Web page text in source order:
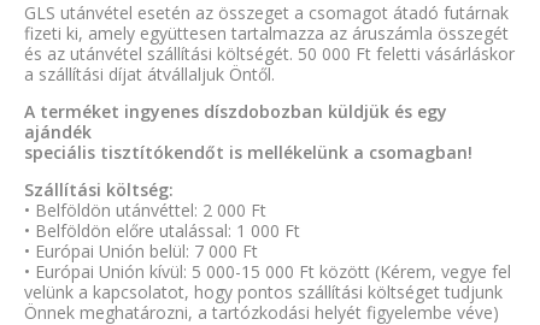
GLS utánvétel esetén az összeget a csomagot átadó futárnak
fizeti ki, amely együttesen tartalmazza az áruszámla összegét
és az utánvétel szállítási költségét. 50 000 Ft feletti vásárláskor
a szállítási díjat átvállaljuk Öntől.
A terméket ingyenes díszdobozban küldjük és egy
ajándék
speciális tisztítókendőt is mellékelünk a csomagban!
Szállítási költség:
• Belföldön utánvéttel: 2 000 Ft
• Belföldön előre utalással: 1 000 Ft
• Európai Unión belül: 7 000 Ft
• Európai Unión kívül: 5 000-15 000 Ft között (Kérem, vegye fel
velünk a kapcsolatot, hogy pontos szállítási költséget tudjunk
Önnek meghatározni, a tartózkodási helyét figyelembe véve)